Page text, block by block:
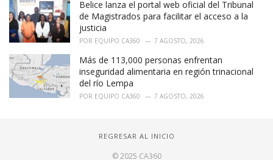
Belice lanza el portal web oficial del Tribunal
de Magistrados para facilitar el acceso a la
justicia
POR EQUIPO CA360 7 AGOSTO, 2026
Más de 113,000 personas enfrentan
inseguridad alimentaria en región trinacional
del río Lempa
POR EQUIPO CA360 7 AGOSTO, 2026
REGRESAR AL INICIO
© 2025 CA360